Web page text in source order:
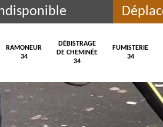
RAMONEUR
34
DÉBISTRAGE
DE CHEMINÉE
34
FUMISTERIE
34